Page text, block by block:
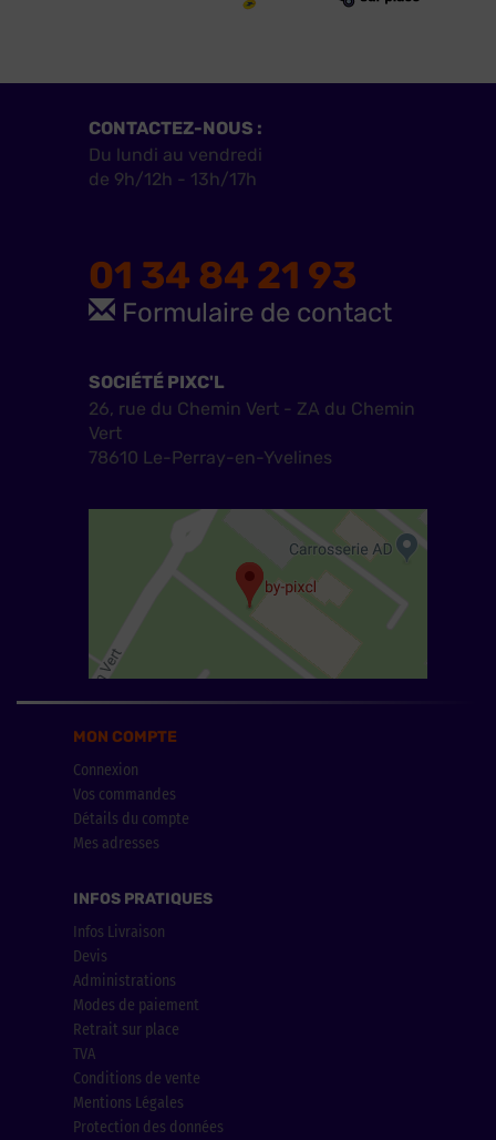
CONTACTEZ-NOUS :
Du lundi au vendredi
de 9h/12h - 13h/17h
01 34 84 21 93
Formulaire de contact
SOCIÉTÉ PIXC'L
26, rue du Chemin Vert - ZA du Chemin
Vert
78610 Le-Perray-en-Yvelines
MON COMPTE
Connexion
Vos commandes
Détails du compte
Mes adresses
INFOS PRATIQUES
Infos Livraison
Devis
Administrations
Modes de paiement
Retrait sur place
TVA
Conditions de vente
Mentions Légales
Protection des données